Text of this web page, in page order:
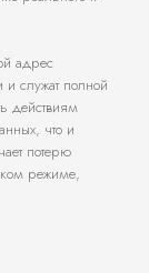
адрес
и служат полной
действиям
что и
потерю
режиме,